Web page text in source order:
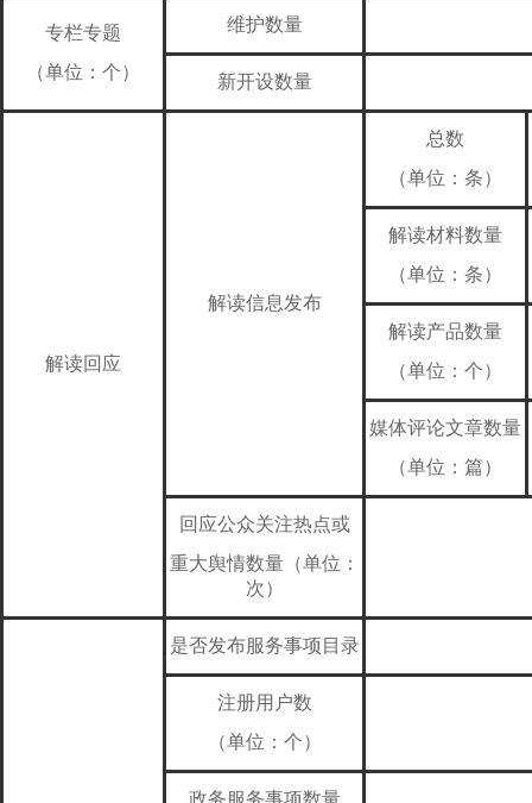
专栏专题
（单位：个）
维护数量
新开设数量
解读回应
解读信息发布
总数
（单位：条）
解读材料数量
（单位：条）
解读产品数量
（单位：个）
媒体评论文章数量
（单位：篇）
回应公众关注热点或
重大舆情数量（单位：
次）
是否发布服务事项目录
注册用户数
（单位：个）
政务服务事项数量